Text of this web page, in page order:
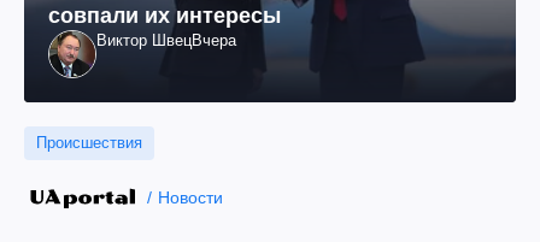
совпали их интересы
Виктор ШвецВчера
Происшествия
Новости